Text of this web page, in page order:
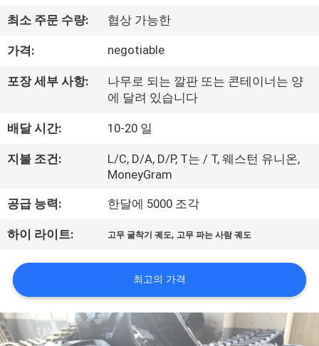
공
견
학
관
리
최소 주문 수량: 협상 가능한
가격: negotiable
포장 세부 사항:
나무로 되는 깔판 또는 콘테이너는 양
에 달려 있습니다
배달 시간: 10-20 일
지불 조건:
L/C, D/A, D/P, T는 / T, 웨스턴 유니온,
MoneyGram
공급 능력: 한달에 5000 조각
하이 라이트: 고무 굴착기 궤도, 고무 파는 사람 궤도
최고의 가격